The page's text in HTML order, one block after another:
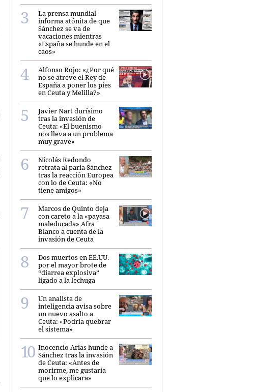
La prensa mundial
informa atónita de que
Sánchez se va de
vacaciones mientras
«España se hunde en el
caos»
Alfonso Rojo: «¿Por qué
no se atreve el Rey de
España a poner los pies
en Ceuta y Melilla?»
Javier Nart durísimo
tras la invasión de
Ceuta: «El buenismo
nos lleva a un problema
muy grave»
Nicolás Redondo
retrata al paria Sánchez
tras la reacción Europea
con lo de Ceuta: «No
tiene amigos»
Marcos de Quinto deja
con careto a la «payasa
maleducada» Afra
Blanco a cuenta de la
invasión de Ceuta
Dos muertos en EE.UU.
por el mayor brote de
“diarrea explosiva”
ligado a la lechuga
Un analista de
inteligencia avisa sobre
un nuevo asalto a
Ceuta: «Podría quebrar
el sistema»
Inocencio Arias hunde a
Sánchez tras la invasión
de Ceuta: «Antes de
morirme, me gustaría
que lo explicara»